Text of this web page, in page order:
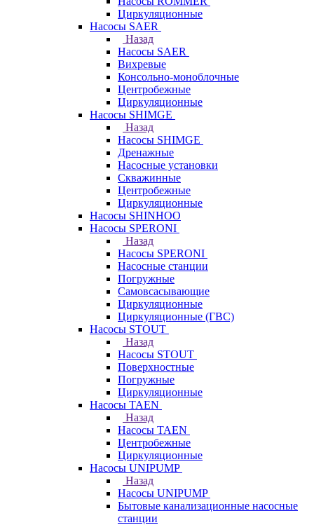
Циркуляционные
Насосы SAER
Назад
Насосы SAER
Вихревые
Консольно-моноблочные
Центробежные
Циркуляционные
Насосы SHIMGE
Назад
Насосы SHIMGE
Дренажные
Насосные установки
Скважинные
Центробежные
Циркуляционные
Насосы SHINHOO
Насосы SPERONI
Назад
Насосы SPERONI
Насосные станции
Погружные
Самовсасывающие
Циркуляционные
Циркуляционные (ГВС)
Насосы STOUT
Назад
Насосы STOUT
Поверхностные
Погружные
Циркуляционные
Насосы TAEN
Назад
Насосы TAEN
Центробежные
Циркуляционные
Насосы UNIPUMP
Назад
Насосы UNIPUMP
Бытовые канализационные насосные
станции